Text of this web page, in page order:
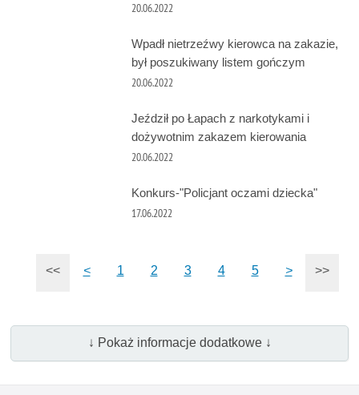
20.06.2022
Wpadł nietrzeźwy kierowca na zakazie,
był poszukiwany listem gończym
20.06.2022
Jeździł po Łapach z narkotykami i
dożywotnim zakazem kierowania
20.06.2022
Konkurs-"Policjant oczami dziecka"
17.06.2022
<< < 1 2 3 4 5 > >>
↓ Pokaż informacje dodatkowe ↓